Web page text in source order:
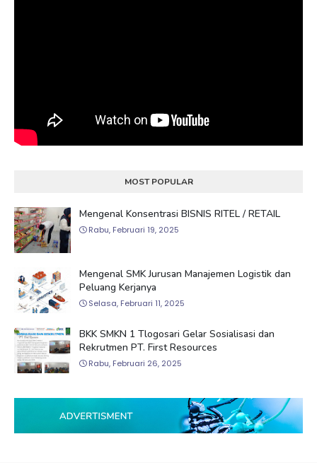
MOST POPULAR
Mengenal Konsentrasi BISNIS RITEL / RETAIL
Rabu, Februari 19, 2025
Mengenal SMK Jurusan Manajemen Logistik dan
Peluang Kerjanya
Selasa, Februari 11, 2025
BKK SMKN 1 Tlogosari Gelar Sosialisasi dan
Rekrutmen PT. First Resources
Rabu, Februari 26, 2025